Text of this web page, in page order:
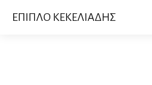
ΕΠΙΠΛΟ ΚΕΚΕΛΙΑΔΗΣ